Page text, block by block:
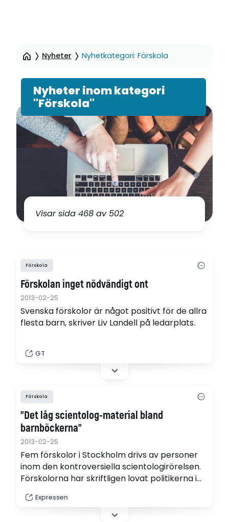
sidinnehåll
Nyheter Nyhetkategori: Förskola
Nyheter inom kategori
"Förskola"
Visar sida 468 av 502
Förskola
Förskolan inget nödvändigt ont
2013-02-25
Svenska förskolor är något positivt för de allra
flesta barn, skriver Liv Landell på ledarplats.
GT
Förskola
"Det låg scientolog-material bland
barnböckerna"
2013-02-25
Fem förskolor i Stockholm drivs av personer
inom den kontroversiella scientologirörelsen.
Förskolorna har skriftligen lovat politikerna i
scientologernas pedagogik. Men nu anklagas
förskolorna av flera föräldrar för att ha en
Expressen